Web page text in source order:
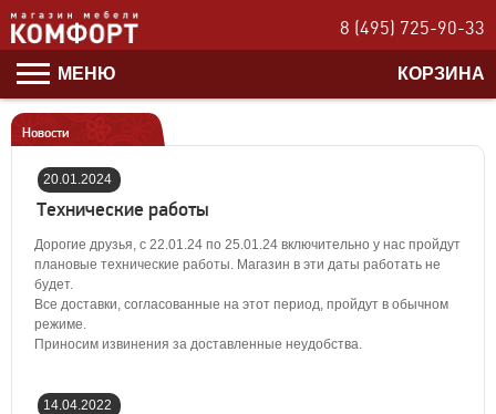
8 (495) 725-90-33
МЕНЮ КОРЗИНА
Новости
20.01.2024
17:40:00
Технические работы
Дорогие друзья, с 22.01.24 по 25.01.24 включительно у нас пройдут
плановые технические работы. Магазин в эти даты работать не
будет.
Все доставки, согласованные на этот период, пройдут в обычном
режиме.
Приносим извинения за доставленные неудобства.
14.04.2022